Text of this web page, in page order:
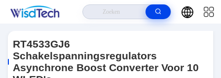
RT4533GJ6 Schakelspanningsregulators Asynchrone Boost Converter Voor
10 WLED's
RT4533GJ6
Schakelspanningsregulators
Asynchrone Boost Converter Voor 10